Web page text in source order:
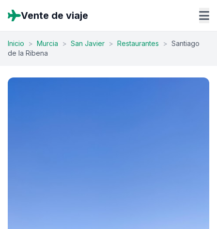
Vente de viaje
Inicio > Murcia > San Javier > Restaurantes > Santiago
de la Ribena